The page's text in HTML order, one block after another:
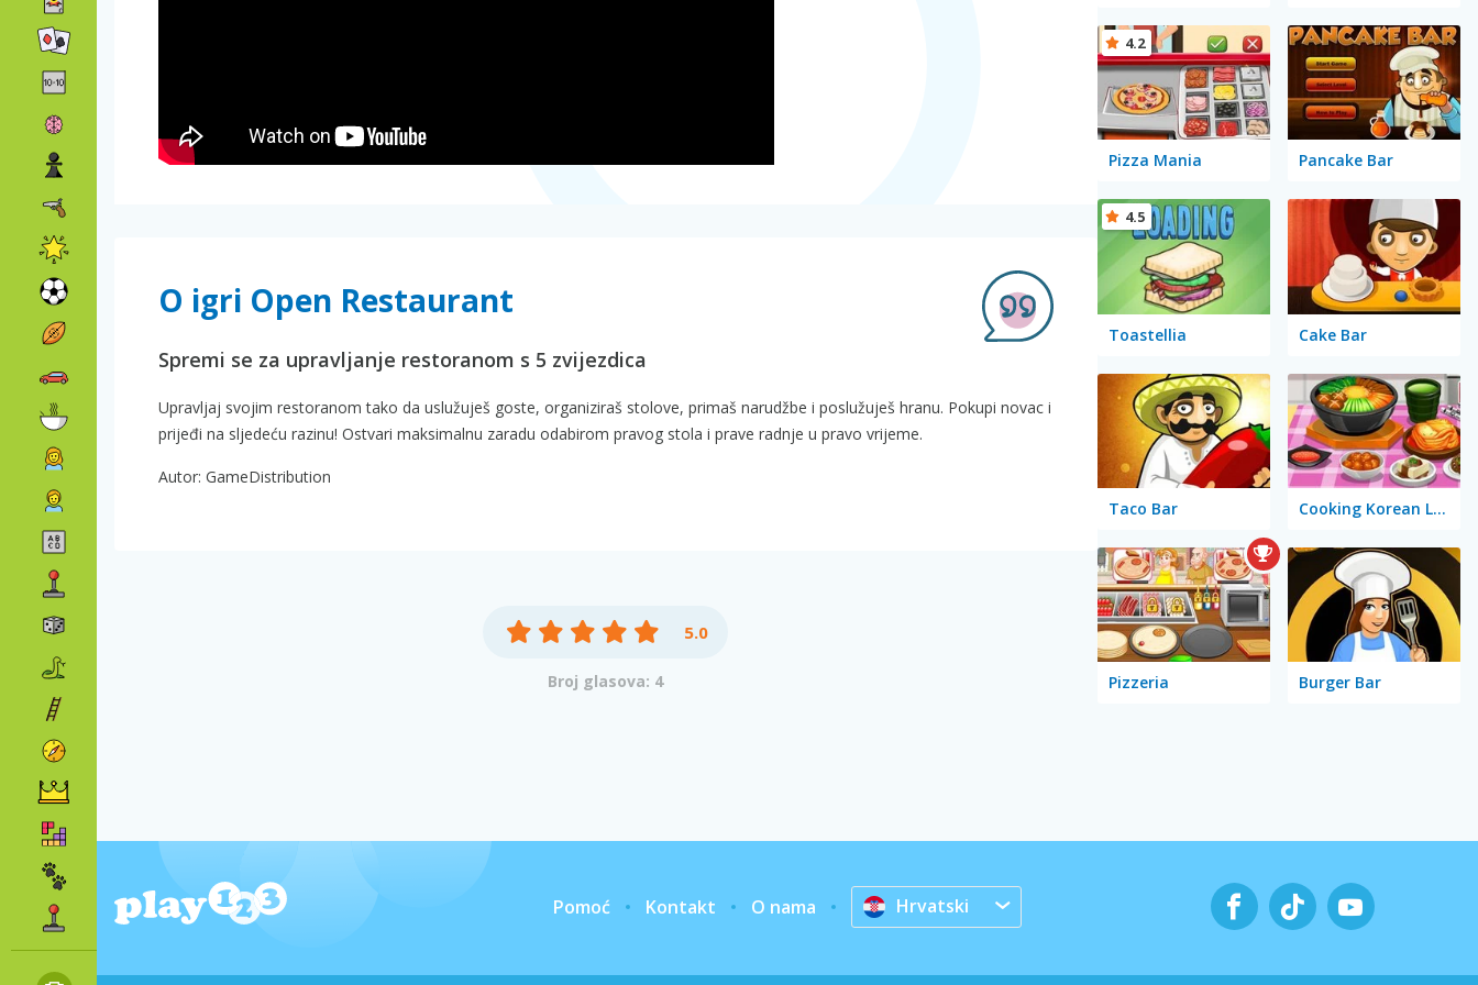
O igri Open Restaurant
Spremi se za upravljanje restoranom s 5 zvijezdica
Upravljaj svojim restoranom tako da uslužuješ goste, organiziraš stolove, primaš narudžbe i poslužuješ hranu. Pokupi novac i
prijeđi na sljedeću razinu! Ostvari maksimalnu zaradu odabirom pravog stola i prave radnje u pravo vrijeme.
Autor: GameDistribution
5.0
Broj glasova: 4
Pizza Mania
4.2
Pancake Bar
Toastellia
4.5
Cake Bar
Taco Bar Cooking Korean Lesson
Pizzeria Burger Bar
Pomoć Kontakt O nama Hrvatski